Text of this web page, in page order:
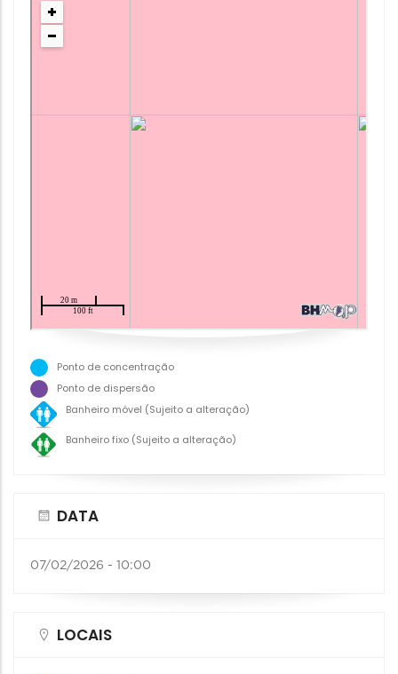
Ponto de concentração
Ponto de dispersão
Banheiro móvel (Sujeito a alteração)
Banheiro fixo (Sujeito a alteração)
DATA
07/02/2026 - 10:00
LOCAIS